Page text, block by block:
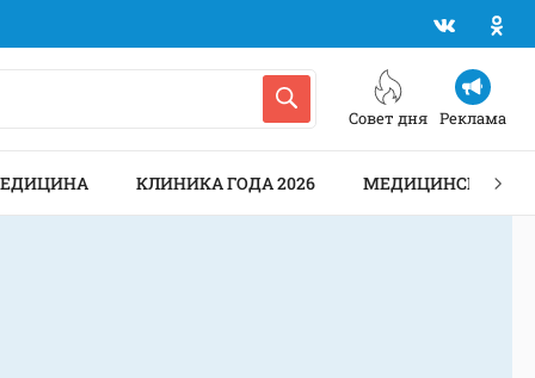
Совет дня Реклама
КЛИНИКА ГОДА 2026 МЕДИЦИНСКИЕ